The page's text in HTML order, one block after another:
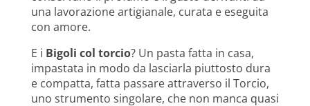
una lavorazione artigianale, curata e eseguita
con amore.
E i Bigoli col torcio? Un pasta fatta in casa,
impastata in modo da lasciarla piuttosto dura
e compatta, fatta passare attraverso il Torcio,
uno strumento singolare, che non manca quasi